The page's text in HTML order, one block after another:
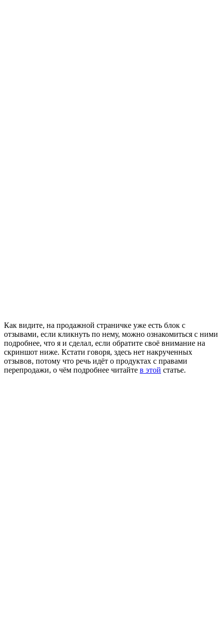
Как видите, на продажной страничке уже есть блок с
отзывами, если кликнуть по нему, можно ознакомиться с ними
подробнее, что я и сделал, если обратите своё внимание на
скриншот ниже. Кстати говоря, здесь нет накрученных
отзывов, потому что речь идёт о продуктах с правами
перепродажи, о чём подробнее читайте в этой статье.